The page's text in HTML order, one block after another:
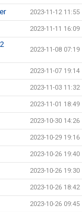
2023-11-12 11:55
2023-11-11 16:09
2023-11-08 07:19
2023-11-07 19:14
2023-11-03 11:32
2023-11-01 18:49
2023-10-30 14:26
2023-10-29 19:16
2023-10-26 19:40
2023-10-26 19:30
2023-10-26 18:42
2023-10-26 09:45